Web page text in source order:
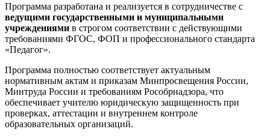
Программа разработана и реализуется в сотрудничестве с
ведущими государственными и муниципальными
учреждениями в строгом соответствии с действующими
требованиями ФГОС, ФОП и профессионального стандарта
«Педагог».
Программа полностью соответствует актуальным
нормативным актам и приказам Минпросвещения России,
Минтруда России и требованиям Рособрнадзора, что
обеспечивает учителю юридическую защищенность при
проверках, аттестации и внутреннем контроле
образовательных организаций.